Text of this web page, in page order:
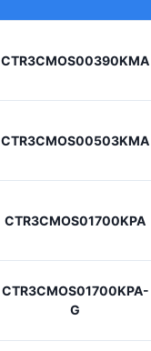
CTR3CMOS00390KMA
CTR3CMOS00503KMA
CTR3CMOS01700KPA
CTR3CMOS01700KPA-
G